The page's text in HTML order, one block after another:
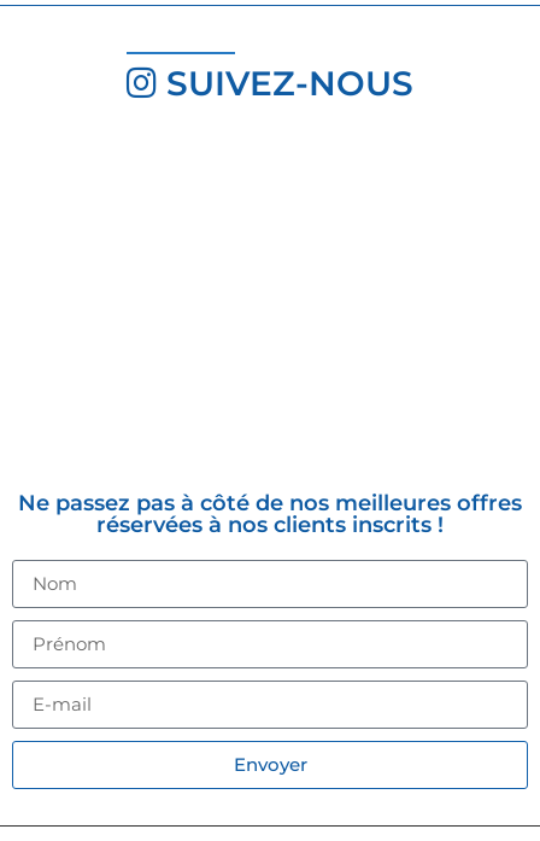
SUIVEZ-NOUS
Ne passez pas à côté de nos meilleures offres
réservées à nos clients inscrits !
Envoyer